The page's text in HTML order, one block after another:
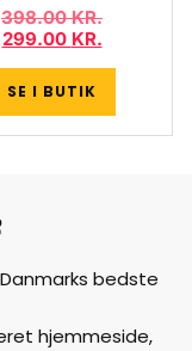
398.00KR.
299.00 KR.
SE I BUTIK
bedste
hjemmeside,